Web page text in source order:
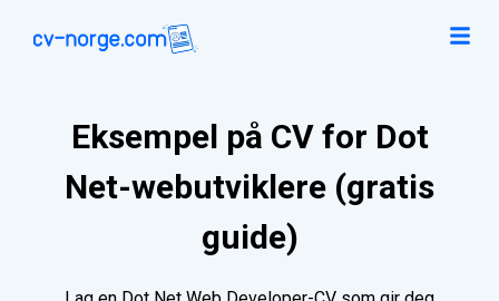
Eksempel på CV for Dot
Net-webutviklere (gratis
guide)